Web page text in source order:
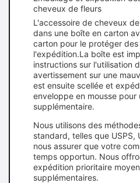
cheveux de fleurs
L'accessoire de cheveux
dans une boîte en carton
carton pour le protéger
l'expédition.La boîte est
instructions sur l'utilisation
avertissement sur une
est ensuite scellée et
enveloppe en mousse pour
supplémentaire.
Nous utilisons des
standard, telles que USPS,
nous assurer que votre
temps opportun. Nous
expédition prioritaire
supplémentaires.